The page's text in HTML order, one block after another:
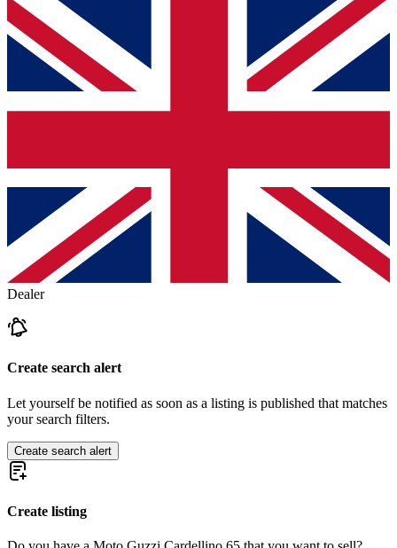
Dealer
Create search alert
Let yourself be notified as soon as a listing is published that matches
your search filters.
Create search alert
Create listing